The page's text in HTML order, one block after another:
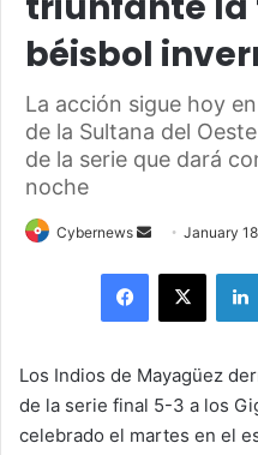
béisbol
La acción sigue hoy
de la Sultana del
de la serie que dará
noche
Cybernews
Send
email
January
Facebook
X
Los Indios de Mayagüez
de la serie final 5-3 a los
celebrado el martes en el